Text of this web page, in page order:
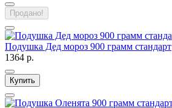
Продано!
Подушка Дед мороз 900 грамм стандарт
1364 р.
Купить